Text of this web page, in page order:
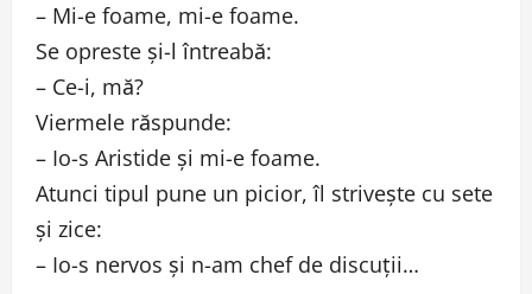
– Mi-e foame, mi-e foame.
Se opreste şi-l întreabă:
– Ce-i, mă?
Viermele răspunde:
– Io-s Aristide şi mi-e foame.
Atunci tipul pune un picior, îl striveşte cu sete
şi zice:
– Io-s nervos şi n-am chef de discuţii…